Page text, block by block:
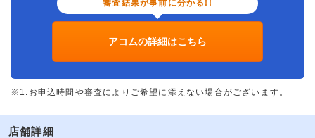
審査結果が事前に分かる!!
アコムの詳細はこちら
※1.お申込時間や審査によりご希望に添えない場合がございます。
店舗詳細